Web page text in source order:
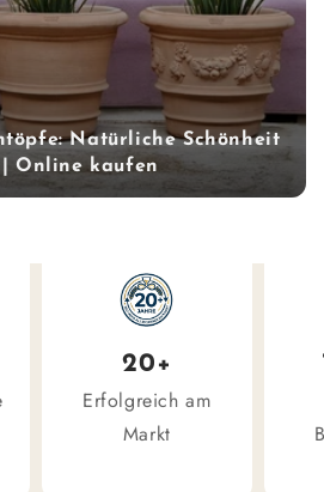
Natürliche Schönheit
Online kaufen
20+
Erfolgreich am
Markt